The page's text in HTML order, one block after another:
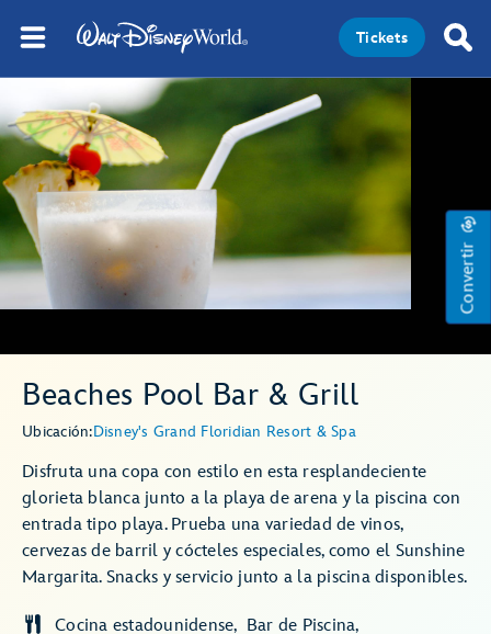
Tickets
Convertir
Beaches Pool Bar & Grill
Ubicación:Disney's Grand Floridian Resort & Spa
Disfruta una copa con estilo en esta resplandeciente
glorieta blanca junto a la playa de arena y la piscina con
entrada tipo playa. Prueba una variedad de vinos,
cervezas de barril y cócteles especiales, como el Sunshine
Margarita. Snacks y servicio junto a la piscina disponibles.
Cocina estadounidense
Bar de Piscina